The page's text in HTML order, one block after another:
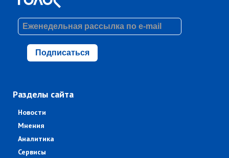
Подписаться
Разделы сайта
Новости
Мнения
Аналитика
Сервисы